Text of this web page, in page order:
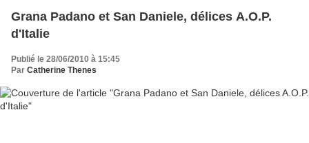
Grana Padano et San Daniele, délices A.O.P.
d'Italie
Publié le 28/06/2010 à 15:45
Par Catherine Thenes